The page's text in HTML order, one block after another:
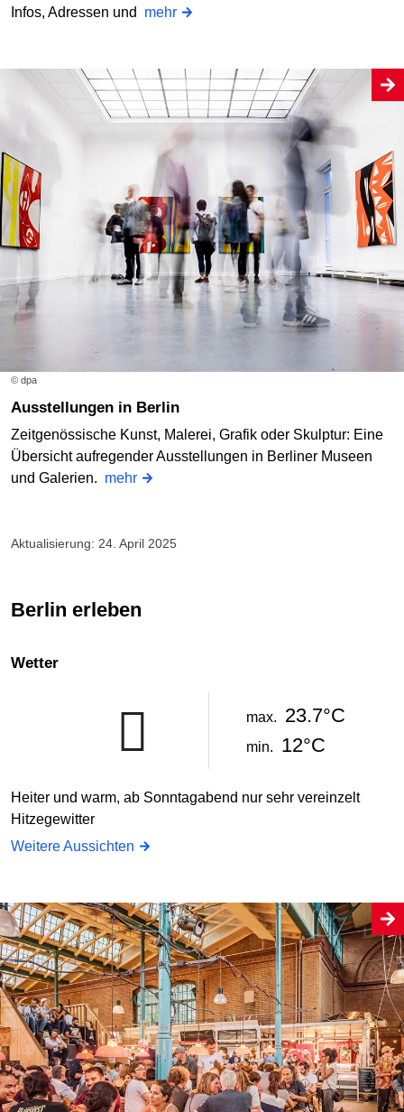
Infos, Adressen und mehr
© dpa
Ausstellungen in Berlin
Zeitgenössische Kunst, Malerei, Grafik oder Skulptur: Eine
Übersicht aufregender Ausstellungen in Berliner Museen
und Galerien. mehr
Aktualisierung: 24. April 2025
Berlin erleben
Wetter
max. 23.7°C
min. 12°C
Heiter und warm, ab Sonntagabend nur sehr vereinzelt
Hitzegewitter
Weitere Aussichten